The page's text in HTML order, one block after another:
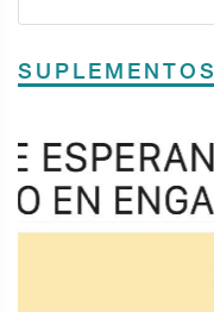
SUPLEMENTOS